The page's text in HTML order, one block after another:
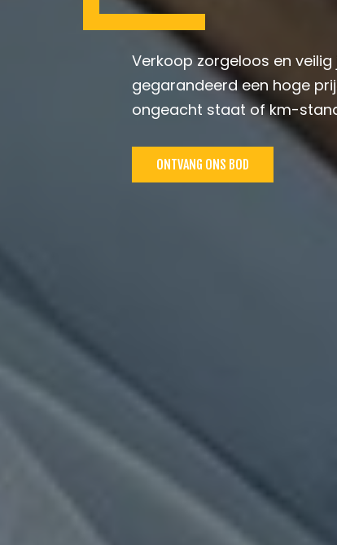
Verkoop zorgeloos en
gegarandeerd een hoge
ongeacht staat of km-
ONTVANG ONS BOD